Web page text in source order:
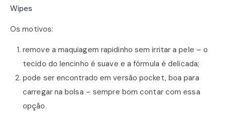
Wipes
Os motivos:
remove a maquiagem rapidinho sem irritar a pele – o
tecido do lencinho é suave e a fórmula é delicada;
pode ser encontrado em versão pocket, boa para
carregar na bolsa – sempre bom contar com essa
opção.